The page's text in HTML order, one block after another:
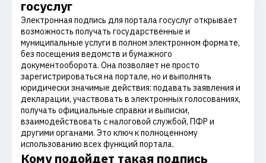
госуслуг
Электронная подпись для портала госуслуг открывает
возможность получать государственные и
муниципальные услуги в полном электронном формате,
без посещения ведомств и бумажного
документооборота. Она позволяет не просто
зарегистрироваться на портале, но и выполнять
юридически значимые действия: подавать заявления и
декларации, участвовать в электронных голосованиях,
получать официальные справки и выписки,
взаимодействовать с налоговой службой, ПФР и
другими органами. Это ключ к полноценному
использованию всех функций портала.
Кому подойдет такая подпись